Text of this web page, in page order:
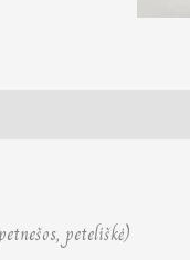
peteliškė)